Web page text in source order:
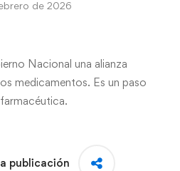
de 2026
Nacional una alianza
medicamentos. Es un paso
publicación